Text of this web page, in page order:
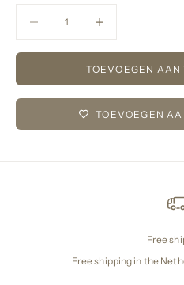
TOEVOEGEN
TOEVOEGEN
Free
Free shipping in the